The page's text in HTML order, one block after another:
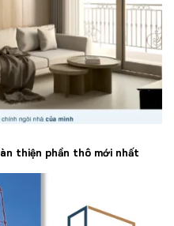
thiện phần thô mới nhất